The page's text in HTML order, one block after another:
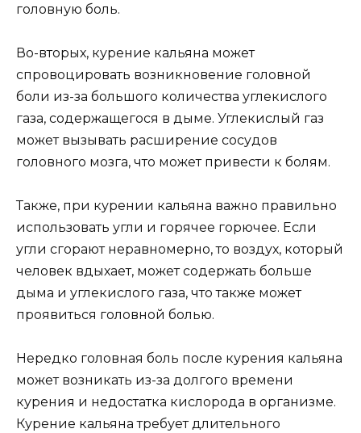
головную боль.
Во-вторых, курение кальяна может
спровоцировать возникновение головной
боли из-за большого количества углекислого
газа, содержащегося в дыме. Углекислый газ
может вызывать расширение сосудов
головного мозга, что может привести к болям.
Также, при курении кальяна важно правильно
использовать угли и горячее горючее. Если
угли сгорают неравномерно, то воздух, который
человек вдыхает, может содержать больше
дыма и углекислого газа, что также может
проявиться головной болью.
Нередко головная боль после курения кальяна
может возникать из-за долгого времени
курения и недостатка кислорода в организме.
Курение кальяна требует длительного